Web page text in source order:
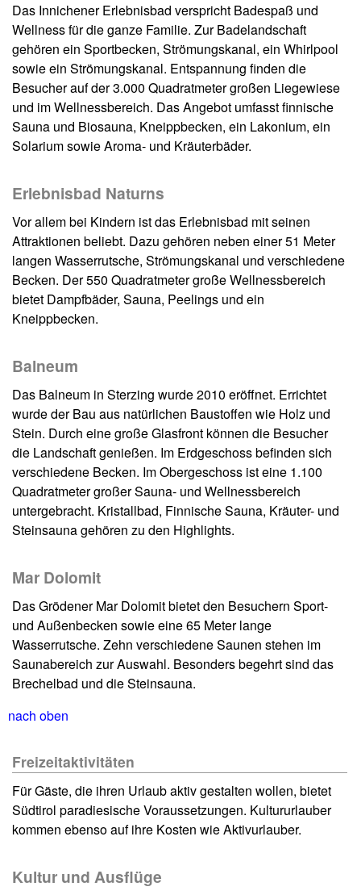
Das Innichener Erlebnisbad verspricht Badespaß und
Wellness für die ganze Familie. Zur Badelandschaft
gehören ein Sportbecken, Strömungskanal, ein Whirlpool
sowie ein Strömungskanal. Entspannung finden die
Besucher auf der 3.000 Quadratmeter großen Liegewiese
und im Wellnessbereich. Das Angebot umfasst finnische
Sauna und Biosauna, Kneippbecken, ein Lakonium, ein
Solarium sowie Aroma- und Kräuterbäder.
Erlebnisbad Naturns
Vor allem bei Kindern ist das Erlebnisbad mit seinen
Attraktionen beliebt. Dazu gehören neben einer 51 Meter
langen Wasserrutsche, Strömungskanal und verschiedene
Becken. Der 550 Quadratmeter große Wellnessbereich
bietet Dampfbäder, Sauna, Peelings und ein
Kneippbecken.
Balneum
Das Balneum in Sterzing wurde 2010 eröffnet. Errichtet
wurde der Bau aus natürlichen Baustoffen wie Holz und
Stein. Durch eine große Glasfront können die Besucher
die Landschaft genießen. Im Erdgeschoss befinden sich
verschiedene Becken. Im Obergeschoss ist eine 1.100
Quadratmeter großer Sauna- und Wellnessbereich
untergebracht. Kristallbad, Finnische Sauna, Kräuter- und
Steinsauna gehören zu den Highlights.
Mar Dolomit
Das Grödener Mar Dolomit bietet den Besuchern Sport-
und Außenbecken sowie eine 65 Meter lange
Wasserrutsche. Zehn verschiedene Saunen stehen im
Saunabereich zur Auswahl. Besonders begehrt sind das
Brechelbad und die Steinsauna.
nach oben
Freizeitaktivitäten
Für Gäste, die ihren Urlaub aktiv gestalten wollen, bietet
Südtirol paradiesische Voraussetzungen. Kultururlauber
kommen ebenso auf ihre Kosten wie Aktivurlauber.
Kultur und Ausflüge